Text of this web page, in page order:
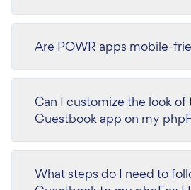
Are POWR apps mobile-
Can I customize the look of
Guestbook app on my
What steps do I need to